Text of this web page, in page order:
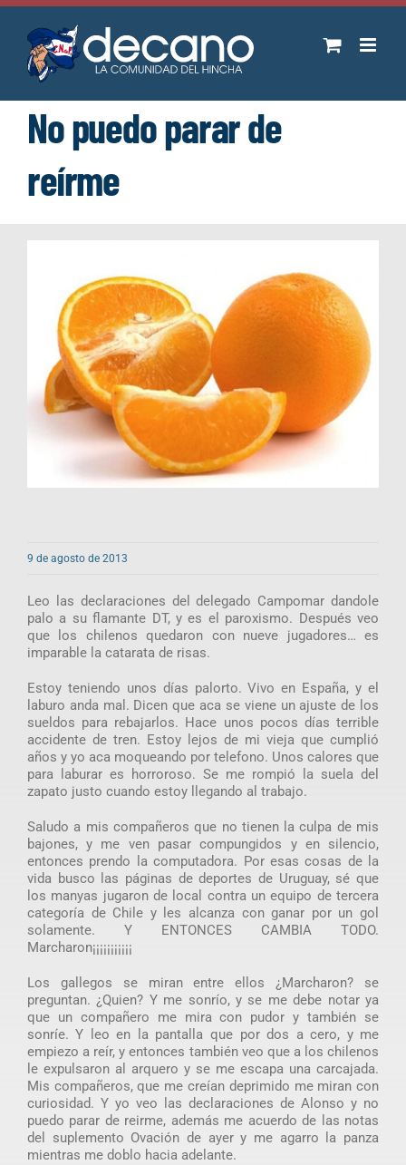
Saltar
contenido
No puedo parar de
reírme
9 de agosto de 2013
Leo las declaraciones del delegado Campomar dandole
palo a su flamante DT, y es el paroxismo. Después veo
que los chilenos quedaron con nueve jugadores… es
imparable la catarata de risas.
Estoy teniendo unos días palorto. Vivo en España, y el
laburo anda mal. Dicen que aca se viene un ajuste de los
sueldos para rebajarlos. Hace unos pocos días terrible
accidente de tren. Estoy lejos de mi vieja que cumplió
años y yo aca moqueando por telefono. Unos calores que
para laburar es horroroso. Se me rompió la suela del
zapato justo cuando estoy llegando al trabajo.
Saludo a mis compañeros que no tienen la culpa de mis
bajones, y me ven pasar compungidos y en silencio,
entonces prendo la computadora. Por esas cosas de la
vida busco las páginas de deportes de Uruguay, sé que
los manyas jugaron de local contra un equipo de tercera
categoría de Chile y les alcanza con ganar por un gol
solamente. Y ENTONCES CAMBIA TODO.
Marcharon¡¡¡¡¡¡¡¡¡¡¡
Los gallegos se miran entre ellos ¿Marcharon? se
preguntan. ¿Quien? Y me sonrío, y se me debe notar ya
que un compañero me mira con pudor y también se
sonríe. Y leo en la pantalla que por dos a cero, y me
empiezo a reír, y entonces también veo que a los chilenos
le expulsaron al arquero y se me escapa una carcajada.
Mis compañeros, que me creían deprimido me miran con
curiosidad. Y yo veo las declaraciones de Alonso y no
puedo parar de reirme, además me acuerdo de las notas
del suplemento Ovación de ayer y me agarro la panza
mientras me doblo hacia adelante.